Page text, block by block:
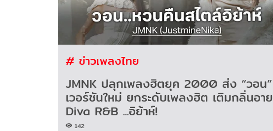
# ข่าวเพลงไทย
JMNK ปลุกเพลงฮิตยุค 2000 ส่ง “วอน”
เวอร์ชันใหม่ ยกระดับเพลงฮิต เติมกลิ่นอาย
Diva R&B ...อิย้าห์!
142